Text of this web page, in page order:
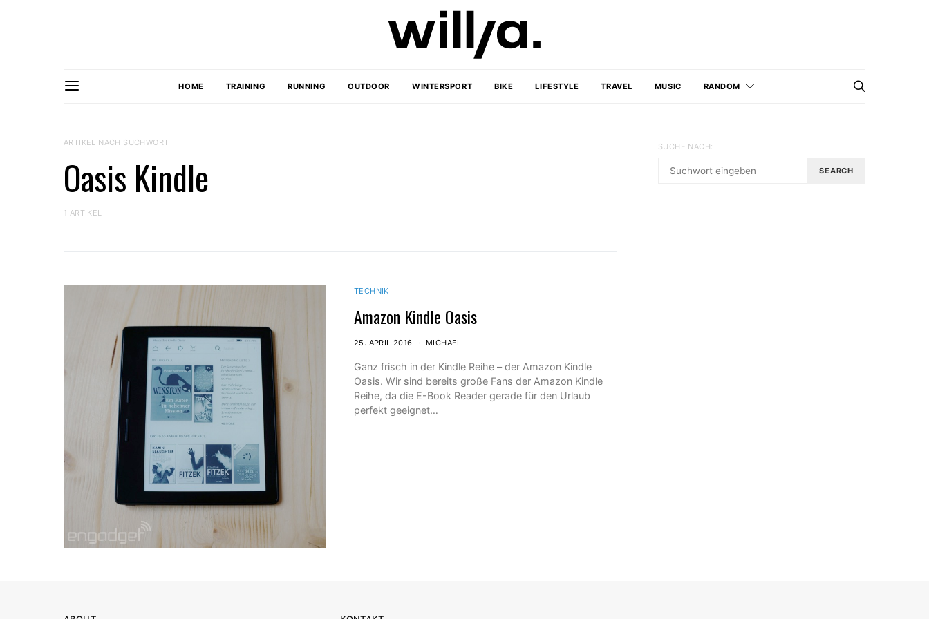
HOME TRAINING RUNNING OUTDOOR WINTERSPORT BIKE LIFESTYLE TRAVEL MUSIC RANDOM
ARTIKEL NACH SUCHWORT
Oasis Kindle
1 ARTIKEL
TECHNIK
Amazon Kindle Oasis
25. APRIL 2016 MICHAEL
Ganz frisch in der Kindle Reihe – der Amazon Kindle
Oasis. Wir sind bereits große Fans der Amazon Kindle
Reihe, da die E-Book Reader gerade für den Urlaub
perfekt geeignet…
SUCHE NACH:
SEARCH